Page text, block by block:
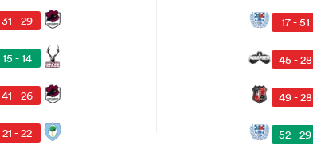
31 - 29
15 - 14
41 - 26
21 - 22
17 - 51
45 - 28
49 - 28
52 - 29